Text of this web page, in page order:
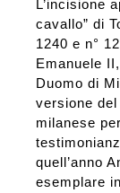
L’incisione
cavallo” di
1240 e n°
Emanuele
Duomo di
versione del
milanese
quell’anno
esemplare